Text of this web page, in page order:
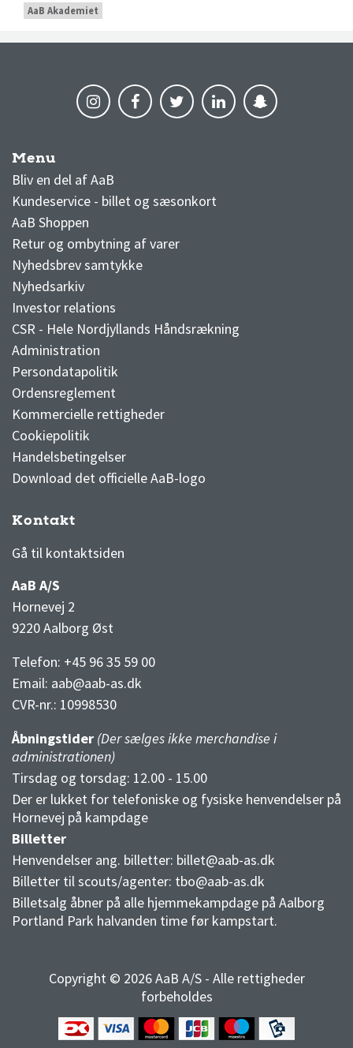
AaB Akademiet
Menu
Bliv en del af AaB
Kundeservice - billet og sæsonkort
AaB Shoppen
Retur og ombytning af varer
Nyhedsbrev samtykke
Nyhedsarkiv
Investor relations
CSR - Hele Nordjyllands Håndsrækning
Administration
Persondatapolitik
Ordensreglement
Kommercielle rettigheder
Cookiepolitik
Handelsbetingelser
Download det officielle AaB-logo
Kontakt
Gå til kontaktsiden
AaB A/S
Hornevej 2
9220 Aalborg Øst
Telefon: +45 96 35 59 00
Email: aab@aab-as.dk
CVR-nr.: 10998530
Åbningstider (Der sælges ikke merchandise i
administrationen)
Tirsdag og torsdag: 12.00 - 15.00
Der er lukket for telefoniske og fysiske henvendelser på
Hornevej på kampdage
Billetter
Henvendelser ang. billetter: billet@aab-as.dk
Billetter til scouts/agenter: tbo@aab-as.dk
Billetsalg åbner på alle hjemmekampdage på Aalborg
Portland Park halvanden time før kampstart.
Copyright © 2026 AaB A/S - Alle rettigheder
forbeholdes